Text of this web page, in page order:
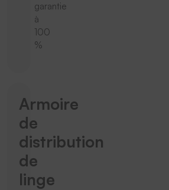
garantie
à
100
%
Armoire
de
distribution
de
linge